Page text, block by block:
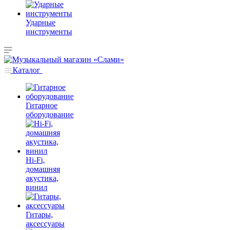
Ударные
инструменты
Каталог
Гитарное
оборудование
Hi-Fi,
домашняя
акустика,
винил
Гитары,
аксессуары